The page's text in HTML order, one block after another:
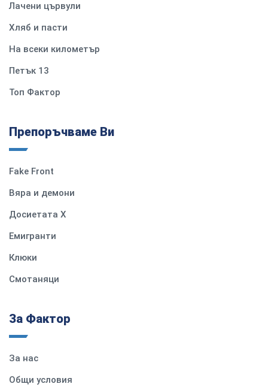
Лачени цървули
Хляб и пасти
На всеки километър
Петък 13
Топ Фактор
Препоръчваме Ви
Fake Front
Вяра и демони
Досиетата Х
Емигранти
Клюки
Смотаняци
За Фактор
За нас
Общи условия